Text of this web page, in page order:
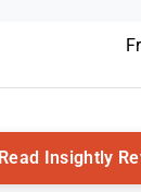
Read Insightly